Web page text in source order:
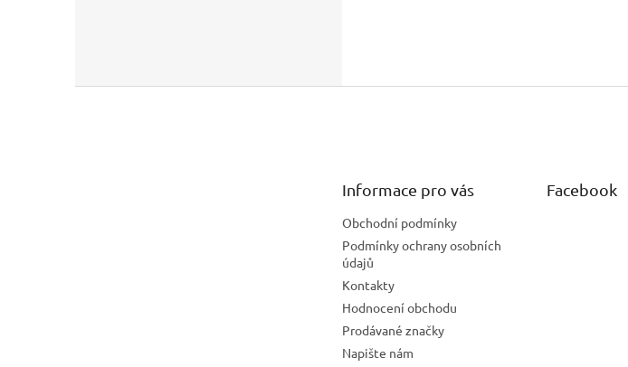
Informace pro vás
Obchodní podmínky
Podmínky ochrany osobních
údajů
Kontakty
Hodnocení obchodu
Prodávané značky
Napište nám
Facebook